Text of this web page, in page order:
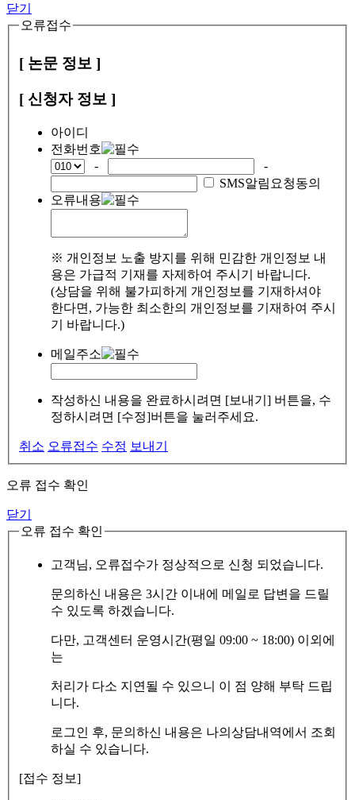
닫기
오류접수
[ 논문 정보 ]
[ 신청자 정보 ]
아이디
전화번호
-
-
SMS알림요청동의
오류내용
※ 개인정보 노출 방지를 위해 민감한 개인정보 내
용은 가급적 기재를 자제하여 주시기 바랍니다.
(상담을 위해 불가피하게 개인정보를 기재하셔야
한다면, 가능한 최소한의 개인정보를 기재하여 주시
기 바랍니다.)
메일주소
작성하신 내용을 완료하시려면 [보내기] 버튼을, 수
정하시려면 [수정]버튼을 눌러주세요.
취소 오류접수 수정 보내기
오류 접수 확인
닫기
오류 접수 확인
고객님, 오류접수가 정상적으로 신청 되었습니다.
문의하신 내용은 3시간 이내에 메일로 답변을 드릴
수 있도록 하겠습니다.
다만, 고객센터 운영시간(평일 09:00 ~ 18:00) 이외에
는
처리가 다소 지연될 수 있으니 이 점 양해 부탁 드립
니다.
로그인 후, 문의하신 내용은 나의상담내역에서 조회
하실 수 있습니다.
[접수 정보]